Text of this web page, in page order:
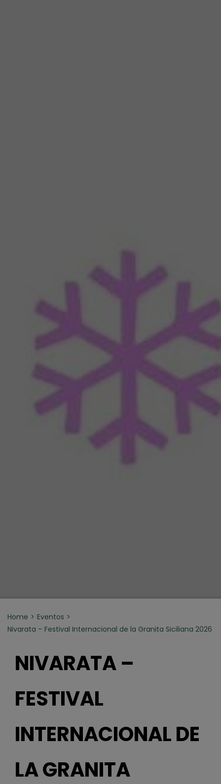
Home
Eventos
Nivarata – Festival Internacional de la Granita Siciliana 2026
NIVARATA –
FESTIVAL
INTERNACIONAL DE
LA GRANITA